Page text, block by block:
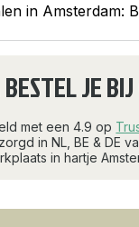
in Amsterdam:
JE
met een 4.9 op
in NL, BE & DE
in hartje